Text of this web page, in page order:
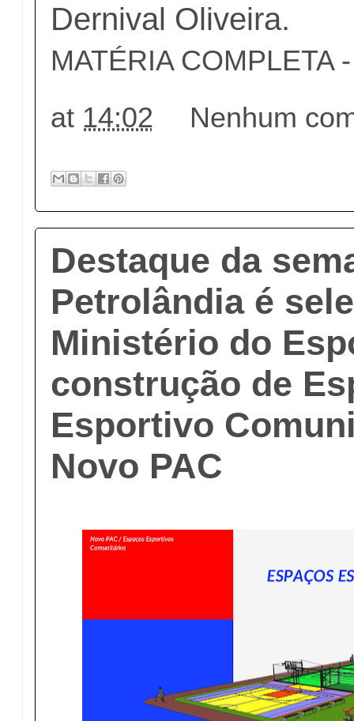
Dernival Oliveira.
MATÉRIA COMPLETA
at 14:02 Nenhum
Destaque da
Petrolândia é
Ministério do
construção de
Esportivo
Novo PAC